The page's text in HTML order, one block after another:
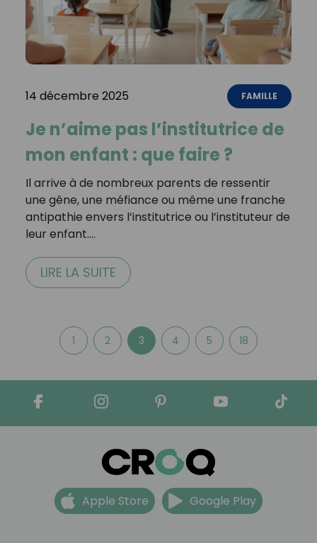
14 décembre 2025 FAMILLE
Je n’aime pas l’institutrice de
mon enfant : que faire ?
Il arrive à de nombreux parents de ressentir
une gêne, une méfiance ou même une franche
antipathie envers l’institutrice ou l’instituteur de
leur enfant.…
LIRE LA SUITE
1 2 3 4 5 18
Apple Store Google Play